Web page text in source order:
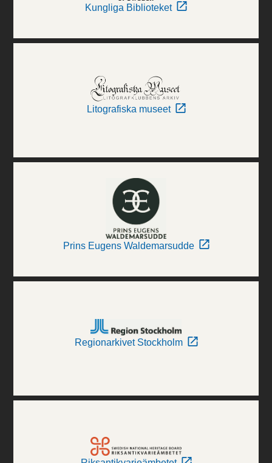
Kungliga Biblioteket
Litografiska museet
Prins Eugens Waldemarsudde
Regionarkivet Stockholm